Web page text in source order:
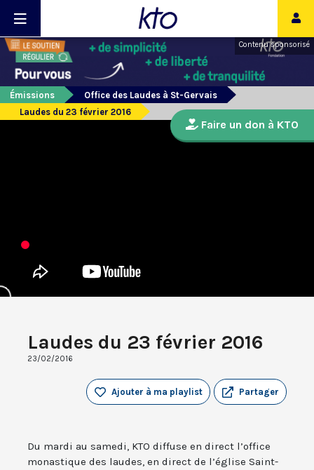
Contenu sponsorisé
Émissions
Office des Laudes à St-Gervais
Laudes du 23 février 2016
Laudes du 23 février 2016
23/02/2016
Partager
Ajouter à ma playlist
Du mardi au samedi, KTO diffuse en direct l’office
monastique des laudes, en direct de l’église Saint-
Faire un don à KTO